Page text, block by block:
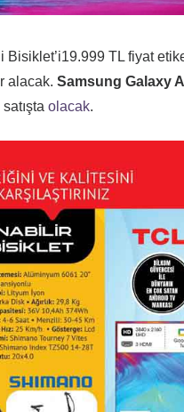
TL fiyat
alacak. Samsung Galaxy
satışta olacak.